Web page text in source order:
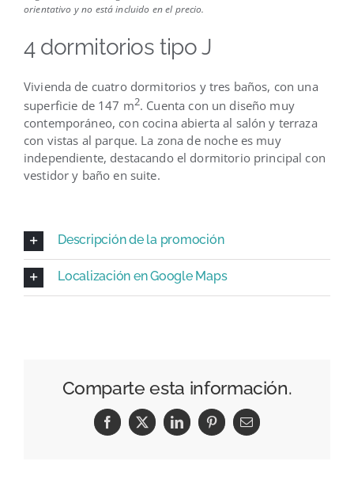
orientativo y no está incluido en el precio.
4 dormitorios tipo J
Vivienda de cuatro dormitorios y tres baños, con una
superficie de 147 m2. Cuenta con un diseño muy
contemporáneo, con cocina abierta al salón y terraza
con vistas al parque. La zona de noche es muy
independiente, destacando el dormitorio principal con
vestidor y baño en suite.
Descripción de la promoción
Localización en Google Maps
Comparte esta información.
Facebook
X LinkedInPinterestCorreo